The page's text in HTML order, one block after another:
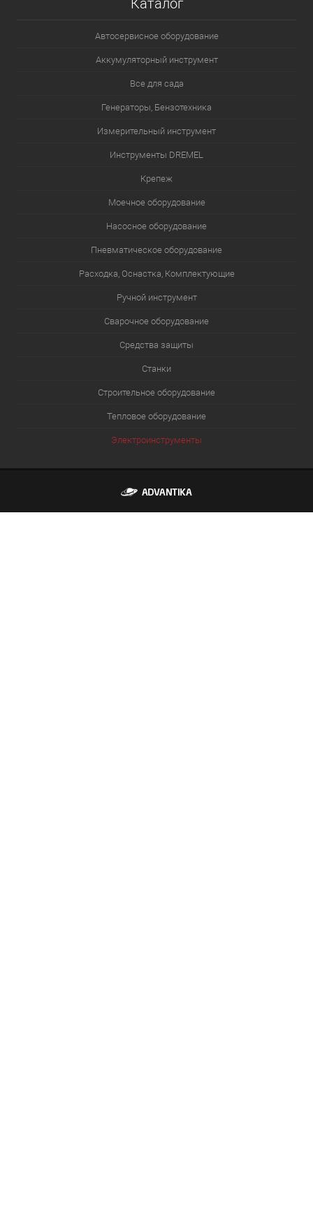
Каталог
Автосервисное оборудование
Аккумуляторный инструмент
Все для сада
Генераторы, Бензотехника
Измерительный инструмент
Инструменты DREMEL
Крепеж
Моечное оборудование
Насосное оборудование
Пневматическое оборудование
Расходка, Оснастка, Комплектующие
Ручной инструмент
Сварочное оборудование
Средства защиты
Станки
Строительное оборудование
Тепловое оборудование
Электроинструменты